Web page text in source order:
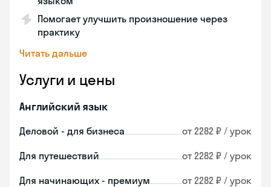
Помогает улучшить произношение через
практику
Читать дальше
Услуги и цены
Английский язык
Деловой - для бизнеса от 2282 ₽ / урок
Для путешествий от 2282 ₽ / урок
Для начинающих - премиум от 2282 ₽ / урок